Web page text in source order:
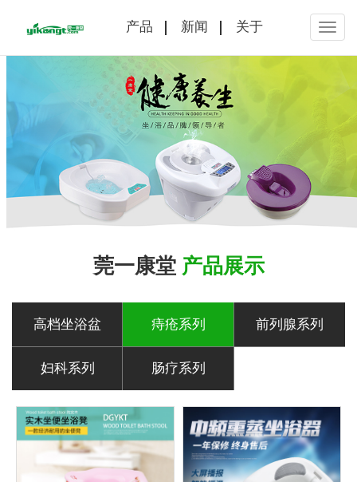
产品 新闻 关于
莞一康堂 产品展示
高档坐浴盆 痔疮系列 前列腺系列
妇科系列 肠疗系列